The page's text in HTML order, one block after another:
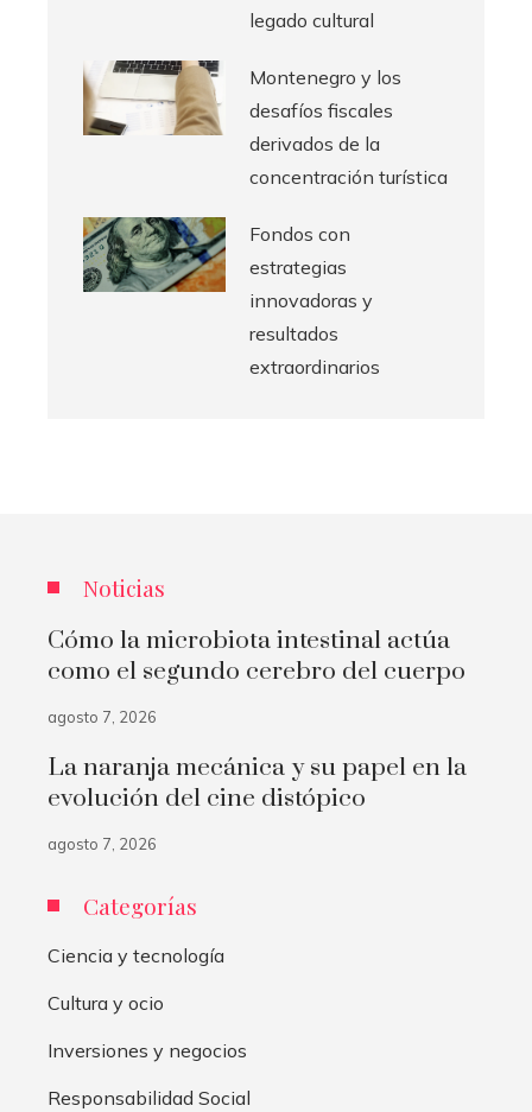
legado cultural
Montenegro y los
desafíos fiscales
derivados de la
concentración turística
Fondos con
estrategias
innovadoras y
resultados
extraordinarios
Noticias
Cómo la microbiota intestinal actúa
como el segundo cerebro del cuerpo
agosto 7, 2026
La naranja mecánica y su papel en la
evolución del cine distópico
agosto 7, 2026
Categorías
Ciencia y tecnología
Cultura y ocio
Inversiones y negocios
Responsabilidad Social